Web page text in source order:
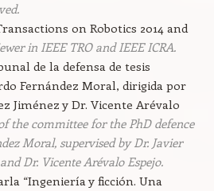
on Robotics 2014 and
in IEEE TRO and IEEE ICRA.
de la defensa de tesis
Fernández Moral, dirigida por
Jiménez y Dr. Vicente Arévalo
the committee for the PhD defence
Moral, supervised by Dr. Javier
Dr. Vicente Arévalo Espejo.
“Ingeniería y ficción. Una